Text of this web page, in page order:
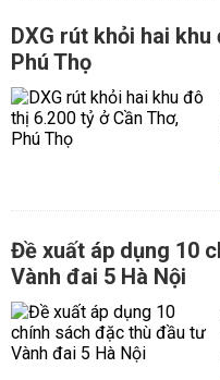
DXG rút khỏi hai
Phú Thọ
Đề xuất áp dụng 10
Vành đai 5 Hà Nội